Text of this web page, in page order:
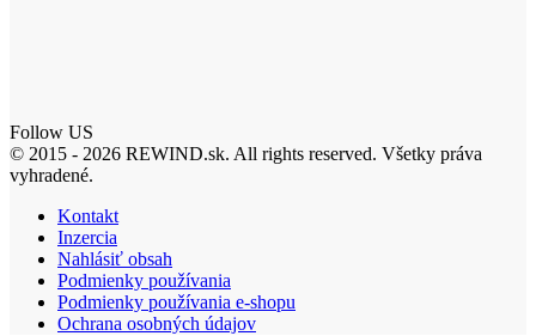
Follow US
© 2015 - 2026 REWIND.sk. All rights reserved. Všetky práva
vyhradené.
Kontakt
Inzercia
Nahlásiť obsah
Podmienky používania
Podmienky používania e-shopu
Ochrana osobných údajov